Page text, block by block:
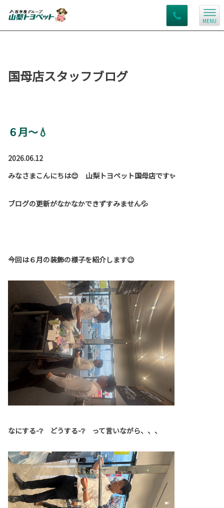
MENU
国母店スタッフブログ
６月～💧
2026.06.12
みなさまこんにちは😊 山梨トヨペット国母店です✨
ブログの更新がなかなかできずすみません💦
今回は６月の装飾の様子を紹介します😉
なにする-❔ どうする-❔ って言いながら、、、